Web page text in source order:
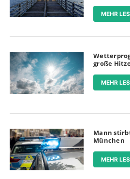
MEHR
große
MEHR
Mann
München
MEHR